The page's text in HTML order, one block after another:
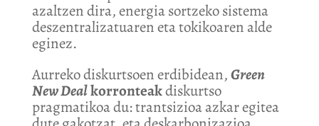
azaltzen dira, energia sortzeko sistema
deszentralizatuaren eta tokikoaren alde
eginez.
Aurreko diskurtsoen erdibidean,Green
New Dealkorronteakdiskurtso
pragmatikoa du: trantsizioa azkar egitea